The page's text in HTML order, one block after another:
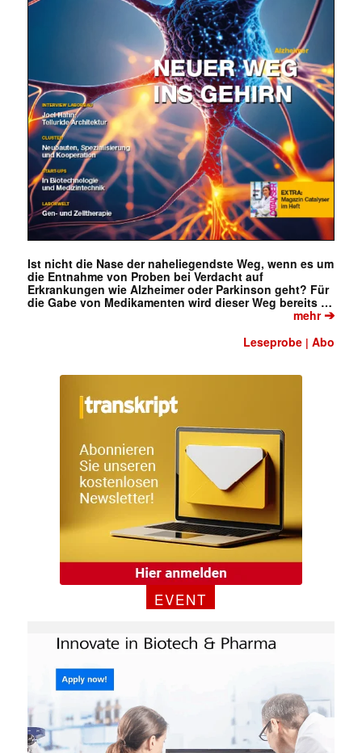
✕
Ist nicht die Nase der naheliegendste Weg, wenn es um
die Entnahme von Proben bei Verdacht auf
Erkrankungen wie Alzheimer oder Parkinson geht? Für
die Gabe von Medikamenten wird dieser Weg bereits …
mehr➔
Leseprobe |Abo
EVENT